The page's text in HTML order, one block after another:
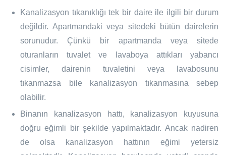
Kanalizasyon tıkanıklığı tek bir daire ile ilgili bir durum
değildir. Apartmandaki veya sitedeki bütün dairelerin
sorunudur. Çünkü bir apartmanda veya sitede
oturanların tuvalet ve lavaboya attıkları yabancı
cisimler, dairenin tuvaletini veya lavabosunu
tıkanmazsa bile kanalizasyon tıkanmasına sebep
olabilir.
Binanın kanalizasyon hattı, kanalizasyon kuyusuna
doğru eğimli bir şekilde yapılmaktadır. Ancak nadiren
de olsa kanalizasyon hattının eğimi yetersiz